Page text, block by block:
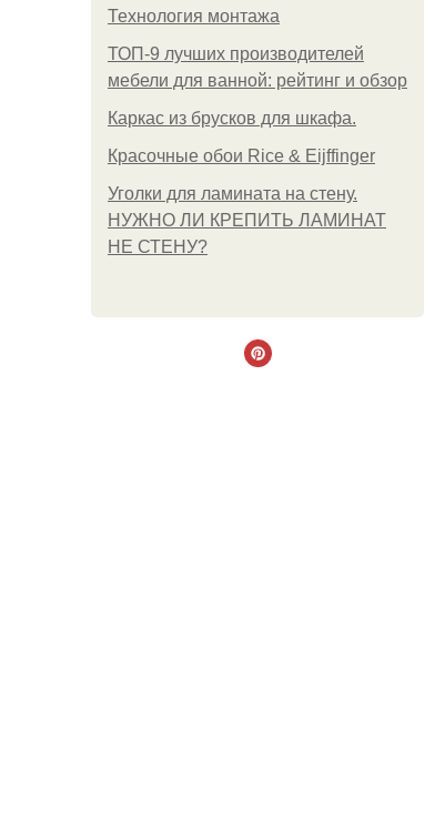
Технология монтажа
ТОП-9 лучших производителей
мебели для ванной: рейтинг и обзор
Каркас из брусков для шкафа.
Красочные обои Rice & Eijffinger
Уголки для ламината на стену.
НУЖНО ЛИ КРЕПИТЬ ЛАМИНАТ
НЕ СТЕНУ?